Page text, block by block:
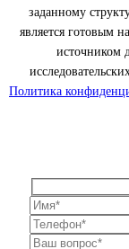
заданному
является готовым
источником
Политика